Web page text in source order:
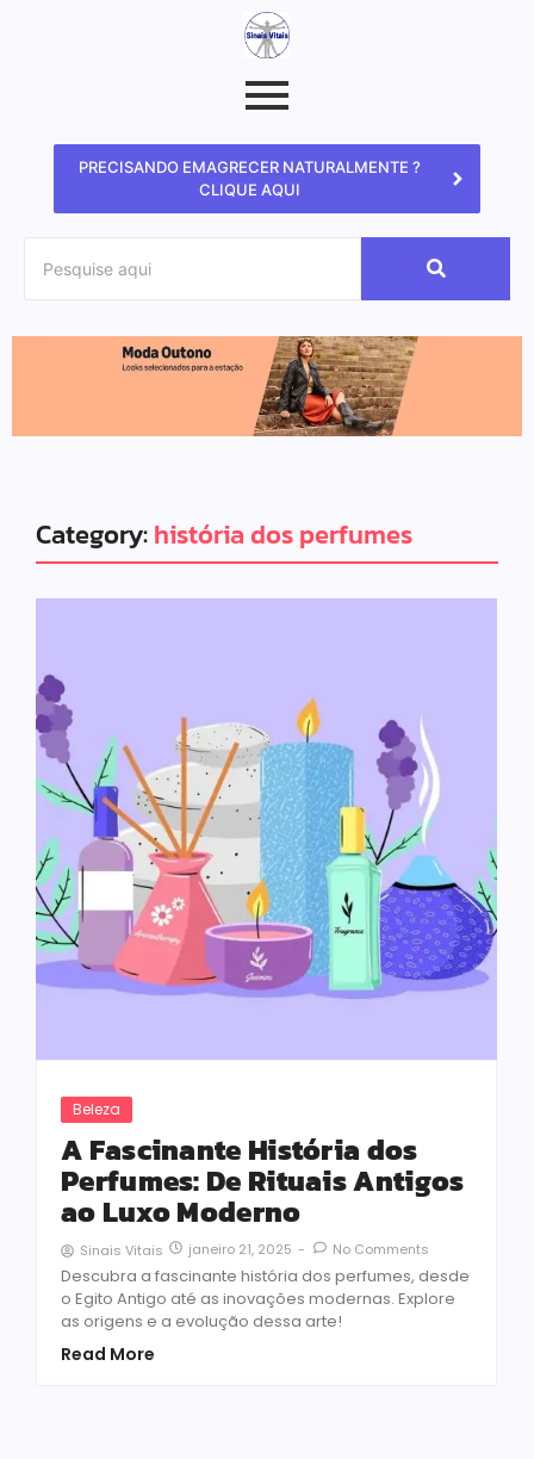
PRECISANDO EMAGRECER NATURALMENTE ?
CLIQUE AQUI
Category:história dos perfumes
Beleza
A Fascinante História dos
Perfumes: De Rituais Antigos
ao Luxo Moderno
Sinais Vitais janeiro 21, 2025 - No Comments
Descubra a fascinante história dos perfumes, desde
o Egito Antigo até as inovações modernas. Explore
as origens e a evolução dessa arte!
Read More